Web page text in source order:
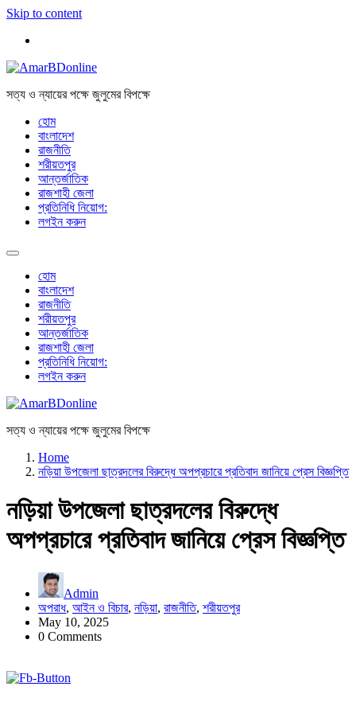
Skip to content
সত্য ও ন্যায়ের পক্ষে জুলুমের বিপক্ষে
হোম
বাংলাদেশ
রাজনীতি
শরীয়তপুর
আন্তর্জাতিক
রাজশাহী জেলা
প্রতিনিধি নিয়োগ:
লগইন করুন
হোম
বাংলাদেশ
রাজনীতি
শরীয়তপুর
আন্তর্জাতিক
রাজশাহী জেলা
প্রতিনিধি নিয়োগ:
লগইন করুন
সত্য ও ন্যায়ের পক্ষে জুলুমের বিপক্ষে
Home
নড়িয়া উপজেলা ছাত্রদলের বিরুদ্ধে অপপ্রচারে প্রতিবাদ জানিয়ে প্রেস বিজ্ঞপ্তি
নড়িয়া উপজেলা ছাত্রদলের বিরুদ্ধে
অপপ্রচারে প্রতিবাদ জানিয়ে প্রেস বিজ্ঞপ্তি
Admin
অপরাধ, আইন ও বিচার, নড়িয়া, রাজনীতি, শরীয়তপুর
May 10, 2025
0 Comments